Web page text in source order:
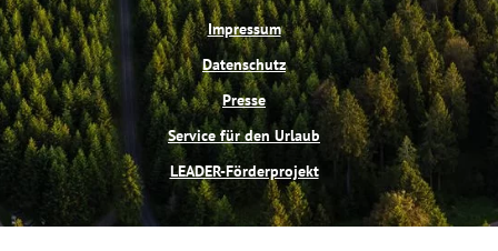
Impressum
Datenschutz
Presse
Service für den Urlaub
LEADER-Förderprojekt